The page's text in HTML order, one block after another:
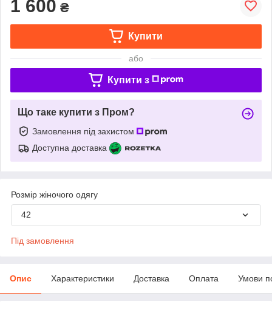
1 600 ₴
Купити
або
Купити з
Що таке купити з Пром?
Замовлення під захистом
Доступна доставка
Розмір жіночого одягу
42
Під замовлення
Опис Характеристики Доставка Оплата Умови